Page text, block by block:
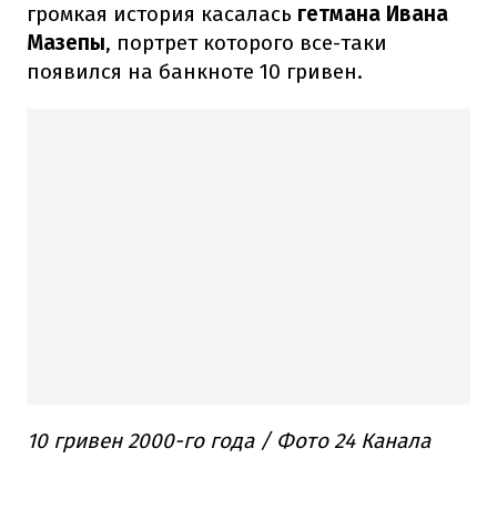
громкая история касалась гетмана Ивана
Мазепы, портрет которого все-таки
появился на банкноте 10 гривен.
10 гривен 2000-го года / Фото 24 Канала